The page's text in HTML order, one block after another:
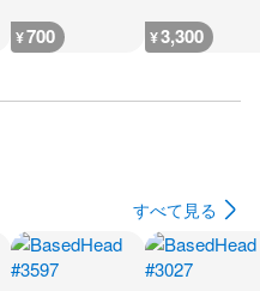
¥700 ¥3,300
すべて見る